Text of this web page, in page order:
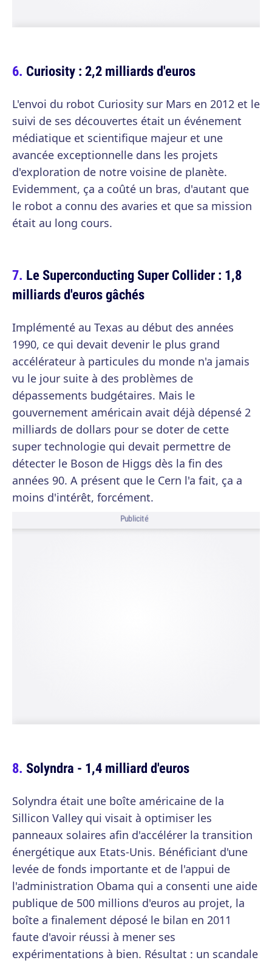
Curiosity : 2,2 milliards d'euros
L'envoi du robot Curiosity sur Mars en 2012 et le
suivi de ses découvertes était un événement
médiatique et scientifique majeur et une
avancée exceptionnelle dans les projets
d'exploration de notre voisine de planète.
Evidemment, ça a coûté un bras, d'autant que
le robot a connu des avaries et que sa mission
était au long cours.
Le Superconducting Super Collider : 1,8
milliards d'euros gâchés
Implémenté au Texas au début des années
1990, ce qui devait devenir le plus grand
accélérateur à particules du monde n'a jamais
vu le jour suite à des problèmes de
dépassements budgétaires. Mais le
gouvernement américain avait déjà dépensé 2
milliards de dollars pour se doter de cette
super technologie qui devait permettre de
détecter le Boson de Higgs dès la fin des
années 90. A présent que le Cern l'a fait, ça a
moins d'intérêt, forcément.
Publicité
Solyndra - 1,4 milliard d'euros
Solyndra était une boîte américaine de la
Sillicon Valley qui visait à optimiser les
panneaux solaires afin d'accélérer la transition
énergétique aux Etats-Unis. Bénéficiant d'une
levée de fonds importante et de l'appui de
l'administration Obama qui a consenti une aide
publique de 500 millions d'euros au projet, la
boîte a finalement déposé le bilan en 2011
faute d'avoir réussi à mener ses
expérimentations à bien. Résultat : un scandale